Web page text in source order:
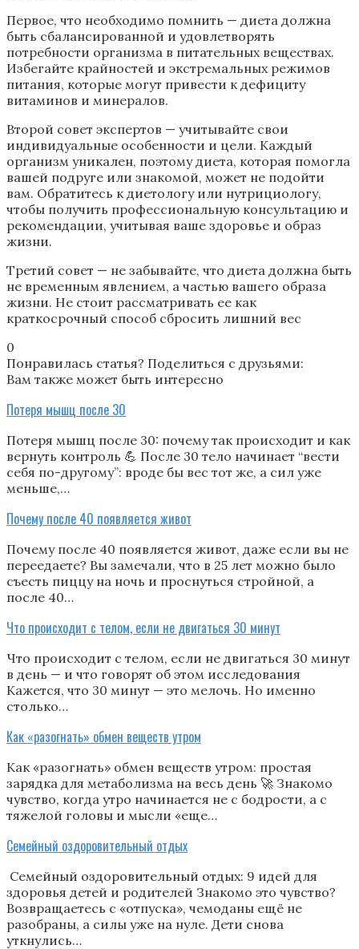
Первое, что необходимо помнить — диета должна
быть сбалансированной и удовлетворять
потребности организма в питательных веществах.
Избегайте крайностей и экстремальных режимов
питания, которые могут привести к дефициту
витаминов и минералов.
Второй совет экспертов — учитывайте свои
индивидуальные особенности и цели. Каждый
организм уникален, поэтому диета, которая помогла
вашей подруге или знакомой, может не подойти
вам. Обратитесь к диетологу или нутрициологу,
чтобы получить профессиональную консультацию и
рекомендации, учитывая ваше здоровье и образ
жизни.
Третий совет — не забывайте, что диета должна быть
не временным явлением, а частью вашего образа
жизни. Не стоит рассматривать ее как
краткосрочный способ сбросить лишний вес
0
Понравилась статья? Поделиться с друзьями:
Вам также может быть интересно
Потеря мышц после 30
Потеря мышц после 30: почему так происходит и как
вернуть контроль 💪 После 30 тело начинает “вести
себя по-другому”: вроде бы вес тот же, а сил уже
меньше,…
Почему после 40 появляется живот
Почему после 40 появляется живот, даже если вы не
переедаете? Вы замечали, что в 25 лет можно было
съесть пиццу на ночь и проснуться стройной, а
после 40…
Что происходит с телом, если не двигаться 30 минут
Что происходит с телом, если не двигаться 30 минут
в день — и что говорят об этом исследования
Кажется, что 30 минут — это мелочь. Но именно
столько…
Как «разогнать» обмен веществ утром
Как «разогнать» обмен веществ утром: простая
зарядка для метаболизма на весь день 🚀 Знакомо
чувство, когда утро начинается не с бодрости, а с
тяжелой головы и мысли «еще…
Семейный оздоровительный отдых
Семейный оздоровительный отдых: 9 идей для
здоровья детей и родителей Знакомо это чувство?
Возвращаетесь с «отпуска», чемоданы ещё не
разобраны, а силы уже на нуле. Дети снова
уткнулись…